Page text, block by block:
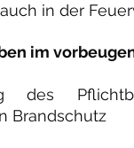
auch in der
im
des
Brandschutz